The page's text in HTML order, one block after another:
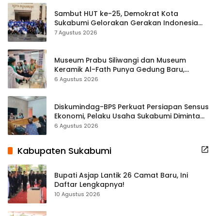
Sambut HUT ke-25, Demokrat Kota
Sukabumi Gelorakan Gerakan Indonesia
ASRI Lewat Aksi Bersih Masjid Agung
7 Agustus 2026
Museum Prabu Siliwangi dan Museum
Keramik Al-Fath Punya Gedung Baru,
Hampir 500 Koleksi Dipisahkan
6 Agustus 2026
Diskumindag-BPS Perkuat Persiapan Sensus
Ekonomi, Pelaku Usaha Sukabumi Diminta
Terbuka Beri Data
6 Agustus 2026
Kabupaten Sukabumi
Bupati Asjap Lantik 26 Camat Baru, Ini
Daftar Lengkapnya!
10 Agustus 2026